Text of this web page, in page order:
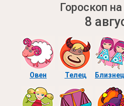
Гороскоп
8
Овен Телец